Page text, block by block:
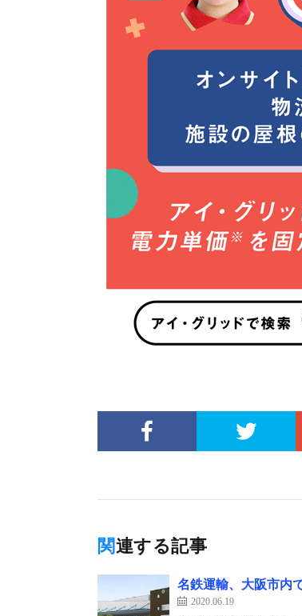
関連する記事
名鉄運輸、大阪市内
2020.06.19